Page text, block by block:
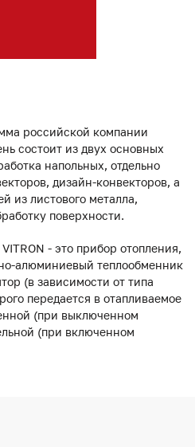
российской компании
состоит из двух основных
напольных, отдельно
дизайн-конвекторов, а
из листового металла,
поверхности.
- это прибор отопления,
алюминиевый теплообменник
(в зависимости от типа
передается в отапливаемое
(при выключенном
(при включенном